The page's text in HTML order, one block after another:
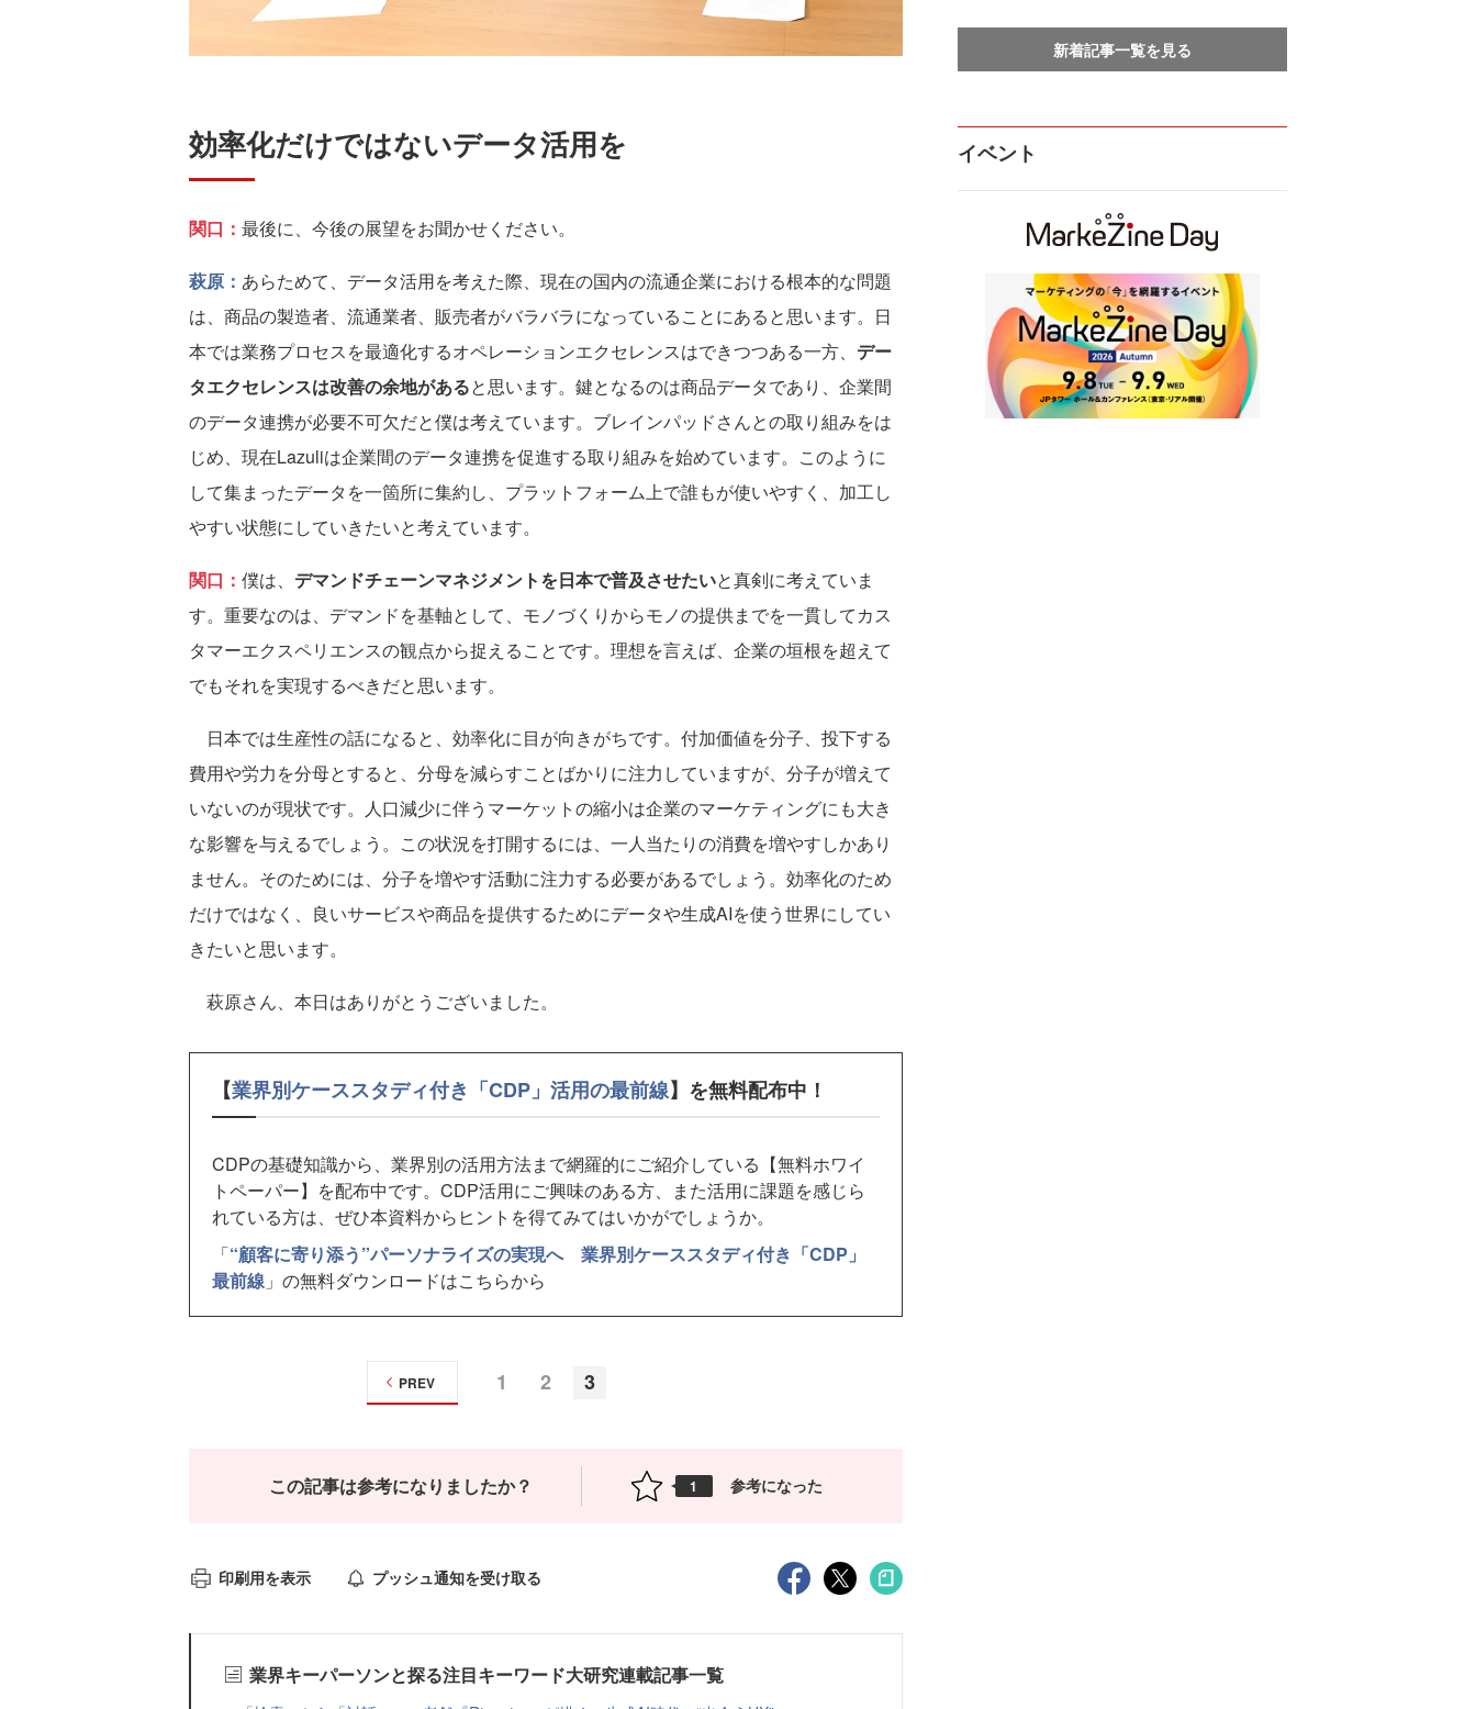
効率化だけではないデータ活用を
関口： 最後に、今後の展望をお聞かせください。
萩原： あらためて、データ活用を考えた際、現在の国内の流通企業における根本的な問題
は、商品の製造者、流通業者、販売者がバラバラになっていることにあると思います。日
本では業務プロセスを最適化するオペレーションエクセレンスはできつつある一方、 デー
タエクセレンスは改善の余地があると思います。鍵となるのは商品データであり、企業間
のデータ連携が必要不可欠だと僕は考えています。ブレインパッドさんとの取り組みをは
じめ、現在Lazuliは企業間のデータ連携を促進する取り組みを始めています。このように
して集まったデータを一箇所に集約し、プラットフォーム上で誰もが使いやすく、加工し
やすい状態にしていきたいと考えています。
関口： 僕は、 デマンドチェーンマネジメントを日本で普及させたいと真剣に考えていま
す。重要なのは、デマンドを基軸として、モノづくりからモノの提供までを一貫してカス
タマーエクスペリエンスの観点から捉えることです。理想を言えば、企業の垣根を超えて
でもそれを実現するべきだと思います。
日本では生産性の話になると、効率化に目が向きがちです。付加価値を分子、投下する
費用や労力を分母とすると、分母を減らすことばかりに注力していますが、分子が増えて
いないのが現状です。人口減少に伴うマーケットの縮小は企業のマーケティングにも大き
な影響を与えるでしょう。この状況を打開するには、一人当たりの消費を増やすしかあり
ません。そのためには、分子を増やす活動に注力する必要があるでしょう。効率化のため
だけではなく、良いサービスや商品を提供するためにデータや生成AIを使う世界にしてい
きたいと思います。
萩原さん、本日はありがとうございました。
【業界別ケーススタディ付き「CDP」活用の最前線】を無料配布中！
CDPの基礎知識から、業界別の活用方法まで網羅的にご紹介している【無料ホワイ
トペーパー】を配布中です。CDP活用にご興味のある方、また活用に課題を感じら
れている方は、ぜひ本資料からヒントを得てみてはいかがでしょうか。
「“顧客に寄り添う”パーソナライズの実現へ 業界別ケーススタディ付き「CDP」
最前線 」の無料ダウンロードはこちらから
1 2 3
PREV
この記事は参考になりましたか？ 1 参考になった
印刷用を表示 プッシュ通知を受け取る
業界キーパーソンと探る注目キーワード大研究連載記事一覧
新着記事一覧を見る
イベント